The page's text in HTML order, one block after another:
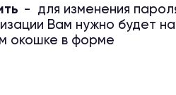
- для изменения
Вам нужно будет
окошке в форме